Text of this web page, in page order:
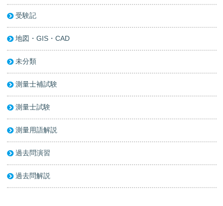
受験記
地図・GIS・CAD
未分類
測量士補試験
測量士試験
測量用語解説
過去問演習
過去問解説